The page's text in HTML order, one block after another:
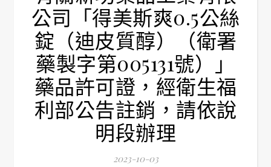
公司「得美斯爽0.5公絲
錠（迪皮質醇）（衛署
藥製字第005131號）」
藥品許可證，經衛生福
利部公告註銷，請依說
明段辦理
2023-10-03